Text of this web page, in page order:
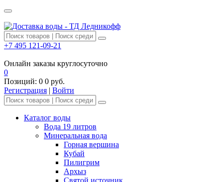
+7 495 121-09-21
Онлайн заказы круглосуточно
0
Позиций: 0 0 руб.
Регистрация | Войти
Каталог воды
Вода 19 литров
Минеральная вода
Горная вершина
Кубай
Пилигрим
Архыз
Святой источник